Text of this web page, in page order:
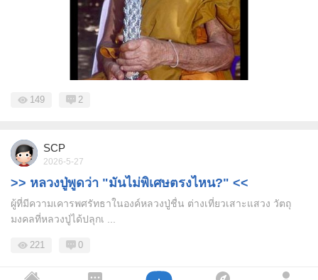
149 2
SCP
2026-5-27
>> หลวงปู่พูดว่า "มันไม่พิเศษตรงไหน?" <<
ผู้ที่มีความเคารพศรัทธาในองค์หลวงปู่ชื่น ต่างเที่ยวเสาะแสวง วัตถุ
มงคลที่หลวงปู่ได้ปลุกเ ...
221 0